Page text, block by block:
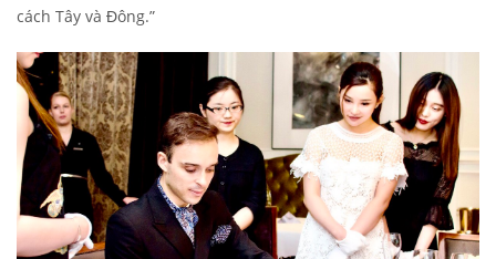
cách Tây và Đông.”